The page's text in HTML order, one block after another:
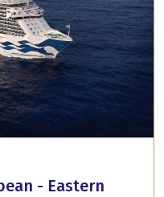
- Eastern